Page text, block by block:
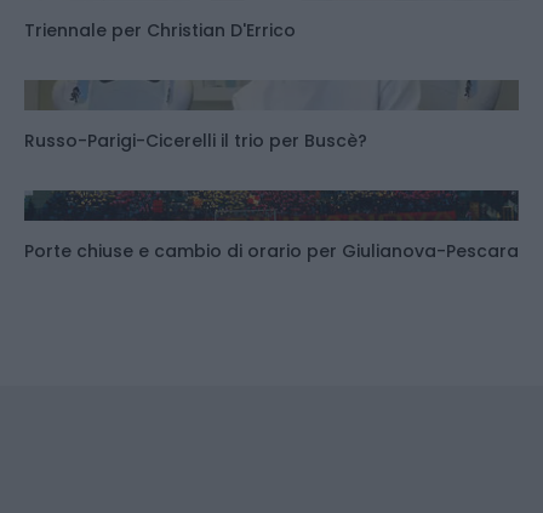
Triennale per Christian D'Errico
Russo-Parigi-Cicerelli il trio per Buscè?
Porte chiuse e cambio di orario per Giulianova-Pescara